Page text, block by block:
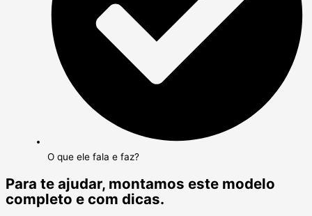
O que ele fala e faz?
Para te ajudar, montamos este modelo
completo e com dicas.